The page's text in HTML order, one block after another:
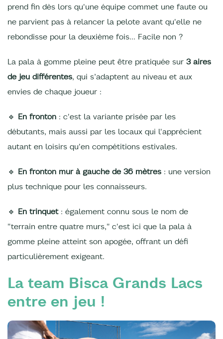
prend fin dès lors qu'une équipe commet une faute ou
ne parvient pas à relancer la pelote avant qu'elle ne
rebondisse pour la deuxième fois… Facile non ?
La pala à gomme pleine peut être pratiquée sur 3 aires
de jeu différentes, qui s’adaptent au niveau et aux
envies de chaque joueur :
🔹 En fronton : c'est la variante prisée par les
débutants, mais aussi par les locaux qui l'apprécient
autant en loisirs qu'en compétitions estivales.
🔹 En fronton mur à gauche de 36 mètres : une version
plus technique pour les connaisseurs.
🔹 En trinquet : également connu sous le nom de
"terrain entre quatre murs," c'est ici que la pala à
gomme pleine atteint son apogée, offrant un défi
particulièrement exigeant.
La team Bisca Grands Lacs
entre en jeu !